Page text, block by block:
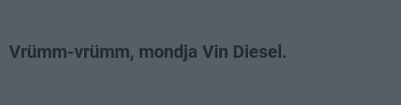
Vrümm-vrümm, mondja Vin Diesel.